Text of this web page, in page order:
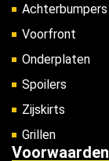
Achterbumpers
Voorfront
Onderplaten
Spoilers
Zijskirts
Grillen
Voorwaarden